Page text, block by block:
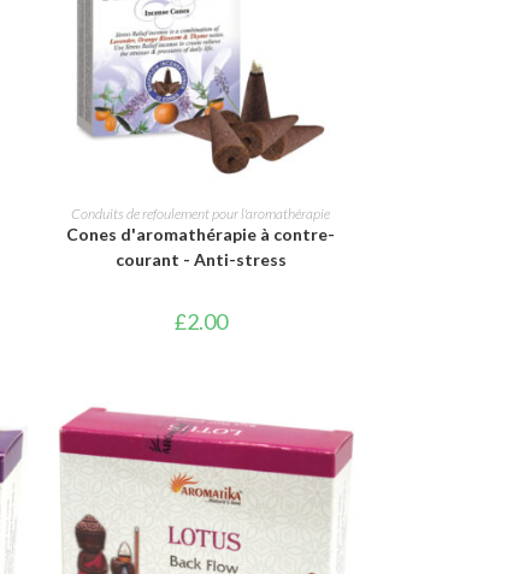
AJOUTER AU PANIER
Conduits de refoulement pour l'aromathérapie
Cones d'aromathérapie à contre-
courant - Anti-stress
£2.00